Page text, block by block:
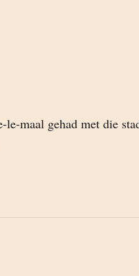
le-maal gehad met die